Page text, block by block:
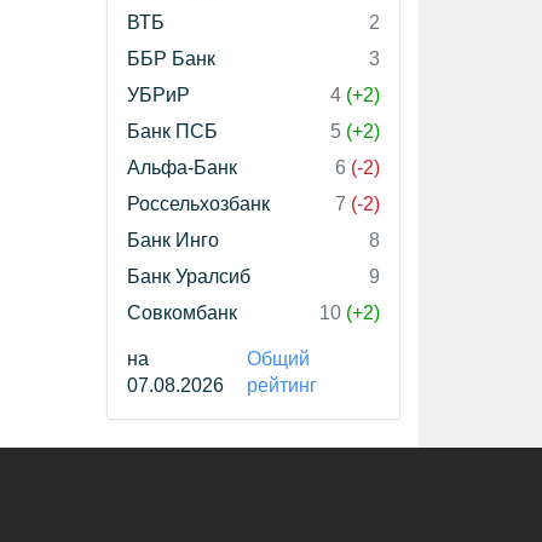
ВТБ
2
ББР Банк
3
УБРиР
4 (+2)
Банк ПСБ
5 (+2)
Альфа-Банк
6 (-2)
Россельхозбанк
7 (-2)
Банк Инго
8
Банк Уралсиб
9
Совкомбанк
10 (+2)
на
07.08.2026
Общий
рейтинг